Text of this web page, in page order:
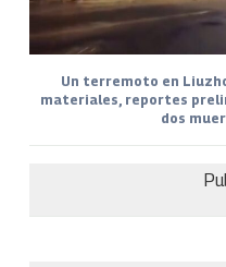
Un terremoto en
materiales, reportes
dos